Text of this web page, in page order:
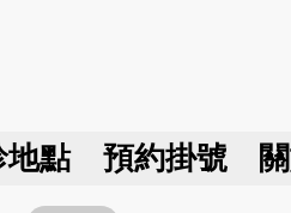
地點 預約掛號